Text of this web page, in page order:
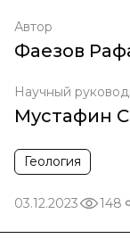
Автор
Фаезов
Научный
Мустафин
Геология
03.12.2023 148